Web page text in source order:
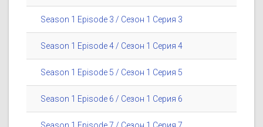
Season 1 Episode 3 / Сезон 1 Серия 3
Season 1 Episode 4 / Сезон 1 Серия 4
Season 1 Episode 5 / Сезон 1 Серия 5
Season 1 Episode 6 / Сезон 1 Серия 6